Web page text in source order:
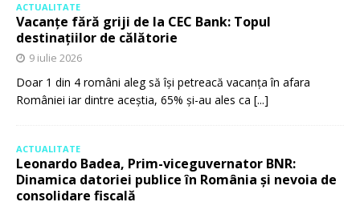
ACTUALITATE
Vacanțe fără griji de la CEC Bank: Topul
destinațiilor de călătorie
9 iulie 2026
Doar 1 din 4 români aleg să își petreacă vacanța în afara
României iar dintre aceștia, 65% și-au ales ca [...]
ACTUALITATE
Leonardo Badea, Prim-viceguvernator BNR:
Dinamica datoriei publice în România și nevoia de
consolidare fiscală